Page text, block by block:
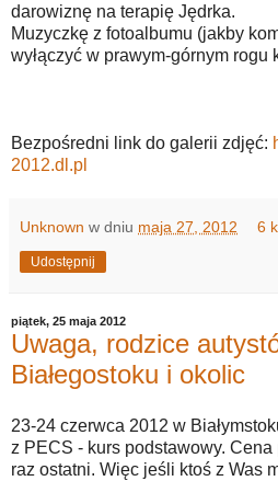
darowiznę na terapię Jędrka.
Muzyczkę z fotoalbumu (jakby
wyłączyć w prawym-górnym rogu
Bezpośredni link do galerii zdjęć:
2012.dl.pl
Unknown w dniu maja 27, 2012 6
Udostępnij
piątek, 25 maja 2012
Uwaga, rodzice
Białegostoku i okolic
23-24 czerwca 2012 w
z PECS - kurs podstawowy.
raz ostatni. Więc jeśli ktoś z Was